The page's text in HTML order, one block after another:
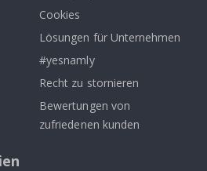
Cookies
Lösungen für Unternehmen
#yesnamly
Recht zu stornieren
Bewertungen von
zufriedenen kunden